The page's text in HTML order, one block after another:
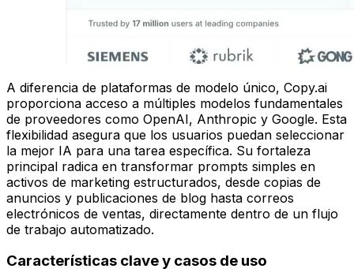
A diferencia de plataformas de modelo único, Copy.ai
proporciona acceso a múltiples modelos fundamentales
de proveedores como OpenAI, Anthropic y Google. Esta
flexibilidad asegura que los usuarios puedan seleccionar
la mejor IA para una tarea específica. Su fortaleza
principal radica en transformar prompts simples en
activos de marketing estructurados, desde copias de
anuncios y publicaciones de blog hasta correos
electrónicos de ventas, directamente dentro de un flujo
de trabajo automatizado.
Características clave y casos de uso